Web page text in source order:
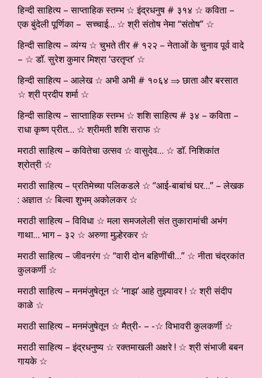
हिन्दी साहित्य – साप्ताहिक स्तम्भ ☆ इंद्रधनुष # ३१४ ☆ कविता –
एक बुंदेली पूर्णिका – सच्चाई… ☆ श्री संतोष नेमा “संतोष” ☆
हिन्दी साहित्य – व्यंग्य ☆ चुभते तीर # १२२ – नेताओं के चुनाव पूर्व वादे
– ☆ डॉ. सुरेश कुमार मिश्रा ‘उरतृप्त’ ☆
हिन्दी साहित्य – आलेख ☆ अभी अभी # १०६४ ⇒ छाता और बरसात
☆ श्री प्रदीप शर्मा ☆
हिन्दी साहित्य – साप्ताहिक स्तम्भ ☆ शशि साहित्य # ३४ – कविता –
राधा कृष्ण प्रीत… ☆ श्रीमती शशि सराफ ☆
मराठी साहित्य – कवितेचा उत्सव ☆ वासुदेव… ☆ डाॅ. निशिकांत
श्रोत्री ☆
मराठी साहित्य – प्रतिमेच्या पलिकडले ☆ “आई-बाबांचं घर…” – लेखक
: अज्ञात ☆ बिल्वा शुभम् अकोलकर ☆
मराठी साहित्य – विविधा ☆ मला समजलेली संत तुकारामांची अभंग
गाथा… भाग – ३२ ☆ अरुणा मुल्हेरकर ☆
मराठी साहित्य – जीवनरंग ☆ “वारी दोन बहिणींची…” ☆ नीता चंद्रकांत
कुलकर्णी ☆
मराठी साहित्य – मनमंजुषेतून ☆ ‘नाझ’ आहे तुझ्यावर ! ☆ श्री संदीप
काळे ☆
मराठी साहित्य – मनमंजुषेतून ☆ मैत्री- – -☆ विभावरी कुलकर्णी ☆
मराठी साहित्य – इंद्रधनुष्य ☆ रक्तमाखली अक्षरे ! ☆ श्री संभाजी बबन
गायके ☆